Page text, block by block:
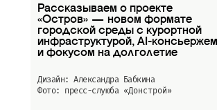
Рассказываем о проекте
«Остров» — новом формате
городской среды с курортной
инфраструктурой, AI-консьержем
и фокусом на долголетие
Дизайн: Александра Бабкина
Фото: пресс-слуюба «Донстрой»